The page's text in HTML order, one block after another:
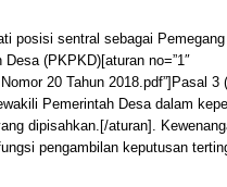
posisi sentral sebagai
Desa (PKPKD)[aturan no=”1″
20 Tahun 2018.pdf”]Pasal 3
Pemerintah Desa dalam
dipisahkan.[/aturan].
pengambilan keputusan